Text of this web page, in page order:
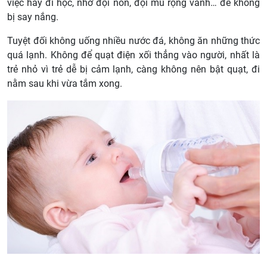
việc hay đi học, nhớ đội nón, đội mũ rộng vành… để không
bị say nắng.
Tuyệt đối không uống nhiều nước đá, không ăn những thức
quá lạnh. Không để quạt điện xối thẳng vào người, nhất là
trẻ nhỏ vì trẻ dễ bị cảm lạnh, càng không nên bật quạt, đi
nằm sau khi vừa tắm xong.